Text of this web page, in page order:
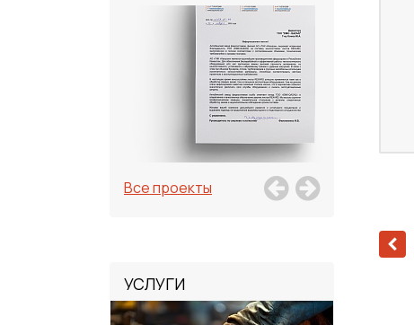
Все проекты
УСЛУГИ